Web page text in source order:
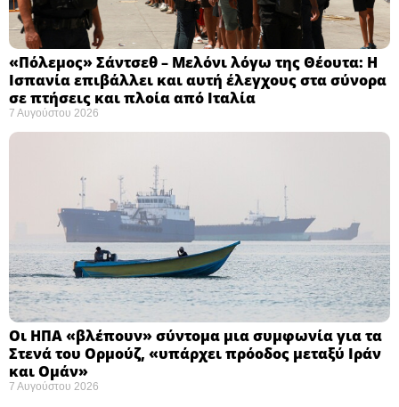
«Πόλεμος» Σάντσεθ – Μελόνι λόγω της Θέουτα: Η
Ισπανία επιβάλλει και αυτή έλεγχους στα σύνορα
σε πτήσεις και πλοία από Ιταλία
7 Αυγούστου 2026
Οι ΗΠΑ «βλέπουν» σύντομα μια συμφωνία για τα
Στενά του Ορμούζ, «υπάρχει πρόοδος μεταξύ Ιράν
και Ομάν»
7 Αυγούστου 2026